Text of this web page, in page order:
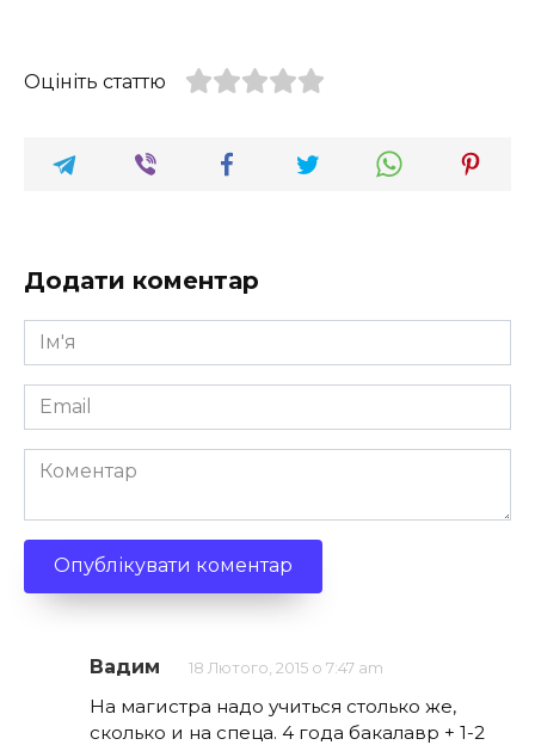
Оцініть статтю
Додати коментар
Ім'я
*
Email
*
Коментар
Вадим 18 Лютого, 2015 о 7:47 am
На магистра надо учиться столько же,
сколько и на спеца. 4 года бакалавр + 1-2